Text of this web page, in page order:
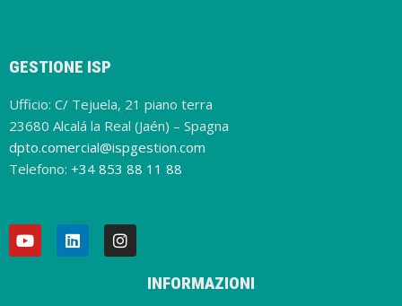
GESTIONE ISP
Ufficio: C/ Tejuela, 21 piano terra
23680 Alcalá la Real (Jaén) – Spagna
dpto.comercial@ispgestion.com
Telefono: +34 853 88 11 88
INFORMAZIONI